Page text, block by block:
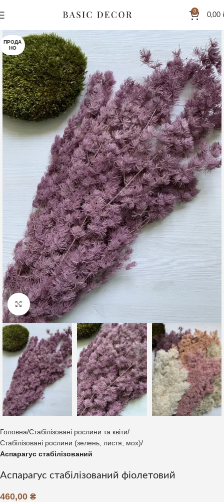
0
0,00
ПРОДА
НО
Клацніть, щоб збільшити
Головна Стабілізовані рослини та квіти
Стабілізовані рослини (зелень, листя, мох)
Аспарагус стабілізований
Аспарагус стабілізований фіолетовий
460,00 ₴